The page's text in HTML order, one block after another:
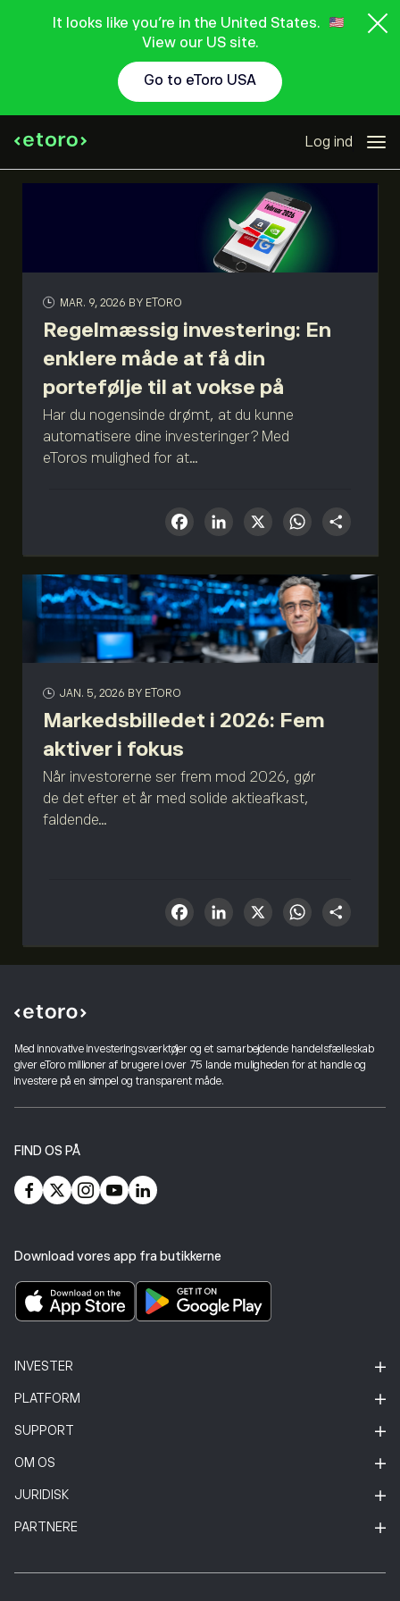
It looks like you're in the United States.
View our US site.
Go to eToro USA
Log ind
MAR. 9, 2026 BY ETORO
Regelmæssig investering: En
enklere måde at få din
portefølje til at vokse på
Har du nogensinde drømt, at du kunne
automatisere dine investeringer? Med
eToros mulighed for at...
Facebook
LinkedIn
X
JAN. 5, 2026 BY ETORO
Markedsbilledet i 2026: Fem
aktiver i fokus
Når investorerne ser frem mod 2026, gør
de det efter et år med solide aktieafkast,
faldende...
Facebook
LinkedIn
X
Med innovative investeringsværktøjer og et samarbejdende handelsfælleskab
giver eToro millioner af brugere i over 75 lande muligheden for at handle og
investere på en simpel og transparent måde.
FIND OS PÅ
Download vores app fra butikkerne
INVESTER
PLATFORM
SUPPORT
OM OS
JURIDISK
PARTNERE